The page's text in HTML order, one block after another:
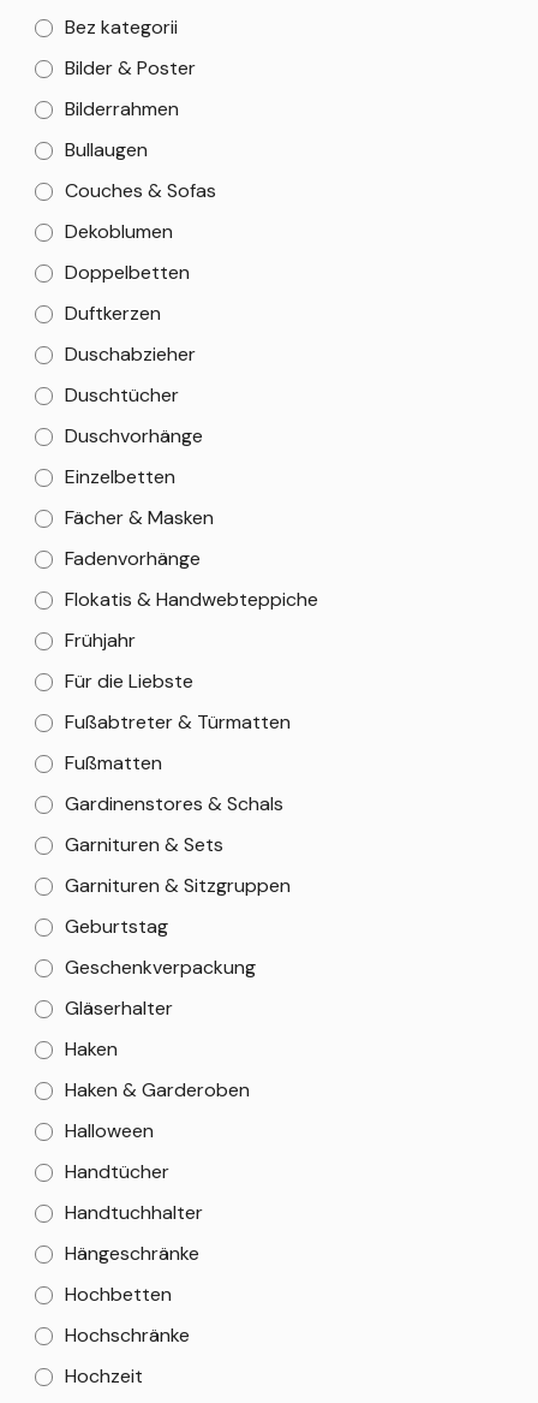
Bez kategorii
Bilder & Poster
Bilderrahmen
Bullaugen
Couches & Sofas
Dekoblumen
Doppelbetten
Duftkerzen
Duschabzieher
Duschtücher
Duschvorhänge
Einzelbetten
Fächer & Masken
Fadenvorhänge
Flokatis & Handwebteppiche
Frühjahr
Für die Liebste
Fußabtreter & Türmatten
Fußmatten
Gardinenstores & Schals
Garnituren & Sets
Garnituren & Sitzgruppen
Geburtstag
Geschenkverpackung
Gläserhalter
Haken
Haken & Garderoben
Halloween
Handtücher
Handtuchhalter
Hängeschränke
Hochbetten
Hochschränke
Hochzeit